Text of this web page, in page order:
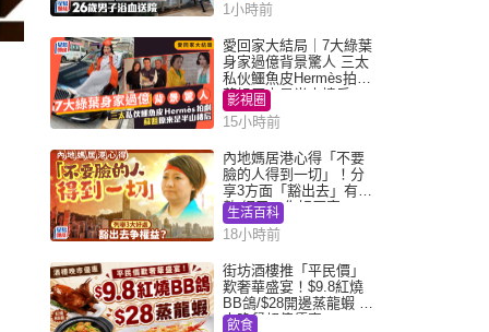
1小時前
愛回家大結局｜7大綠葉
身家過億背景驚人 三太
私伙鱷魚皮Hermès拍劇
蘇姐原來是半山樓后
影視圈
15小時前
內地媽居港心得「不要
臉的人得到一切」！分
享3方面「豁出去」有著
數 網民：你好厲害
生活百科
18小時前
街坊酒樓推「平民價」
歎奢華盛宴！$9.8紅燒
BB鴿/$28開邊蒸龍蝦 3
大晚餐超值優惠
飲食